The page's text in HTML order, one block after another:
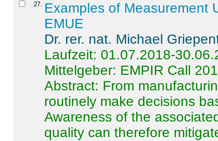
27. Examples of Measurement
EMUE
Dr. rer. nat. Michael
Laufzeit: 01.07.2018-
Mittelgeber: EMPIR Call
Abstract: From
routinely make decisions
Awareness of the
quality can therefore